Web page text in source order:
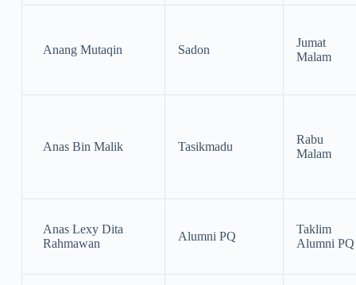
Anang Mutaqin Sadon
Jumat
Malam
Anas Bin Malik Tasikmadu
Rabu
Malam
Anas Lexy Dita
Rahmawan
Alumni PQ
Taklim
Alumni PQ